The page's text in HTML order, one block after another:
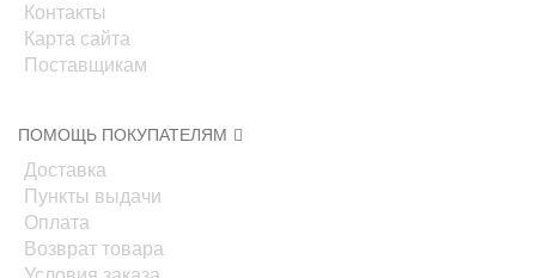
Контакты
Карта сайта
Поставщикам
ПОМОЩЬ ПОКУПАТЕЛЯМ
Доставка
Пункты выдачи
Оплата
Возврат товара